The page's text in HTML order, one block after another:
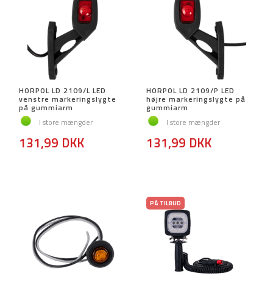
HORPOL LD 2109/L LED
venstre markeringslygte
på gummiarm
I store mængder
131,99 DKK
HORPOL LD 2109/P LED
højre markeringslygte på
gummiarm
I store mængder
131,99 DKK
PÅ TILBUD